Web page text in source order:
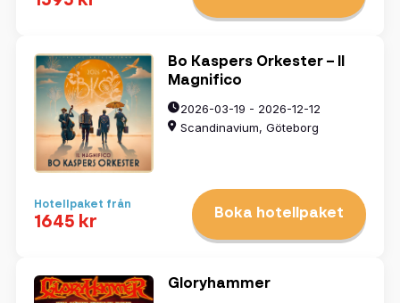
Bo Kaspers Orkester – Il
Magnifico
2026-03-19 - 2026-12-12
Scandinavium, Göteborg
Hotellpaket från
1645 kr Boka hotellpaket
Gloryhammer